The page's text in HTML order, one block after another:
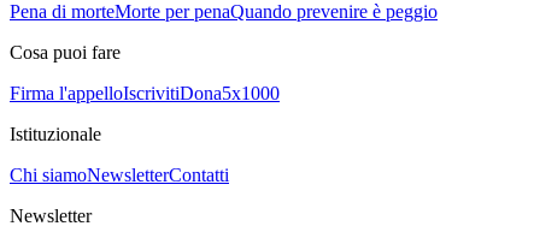
Pena di morteMorte per penaQuando prevenire è peggio
Cosa puoi fare
Firma l'appelloIscrivitiDona5x1000
Istituzionale
Chi siamoNewsletterContatti
Newsletter